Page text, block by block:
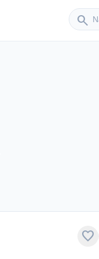
search
Sender
favorite